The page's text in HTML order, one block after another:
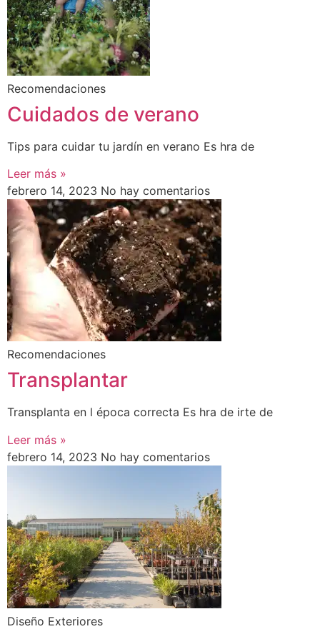
Recomendaciones
Cuidados de verano
Tips para cuidar tu jardín en verano Es hra de
Leer más »
febrero 14, 2023 No hay comentarios
Recomendaciones
Transplantar
Transplanta en l época correcta Es hra de irte de
Leer más »
febrero 14, 2023 No hay comentarios
Diseño Exteriores